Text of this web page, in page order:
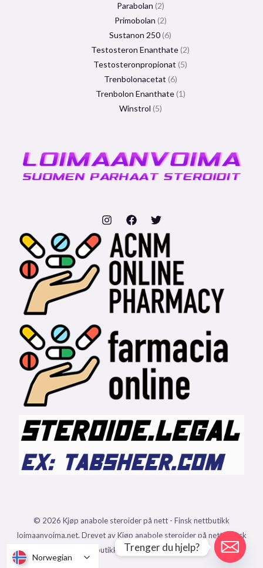
Parabolan 2
Primobolan 2
Sustanon 250 6
Testosteron Enanthate 2
Testosteronpropionat 5
Trenbolonacetat 6
Trenbolon Enanthate 1
Winstrol 5
© 2026 Kjøp anabole steroider på nett - Finsk nettbutikk
loimaanvoima.net. Drevet av Kjøp anabole steroider på nett - Finsk
nettbutikk loimaanvoima.net.
Norwegian
Norwegian
Trenger du hjelp?